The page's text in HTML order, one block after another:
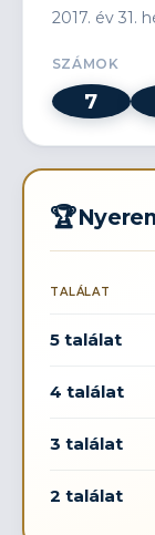
2017. év 31.
SZÁMOK
7
🏆
TALÁLAT
5 találat
4 találat
3 találat
2 találat